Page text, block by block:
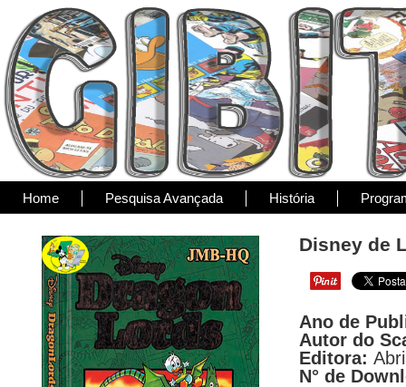
Home Pesquisa Avançada História
Disney de
Ano de
Autor do
Editora:
N° de